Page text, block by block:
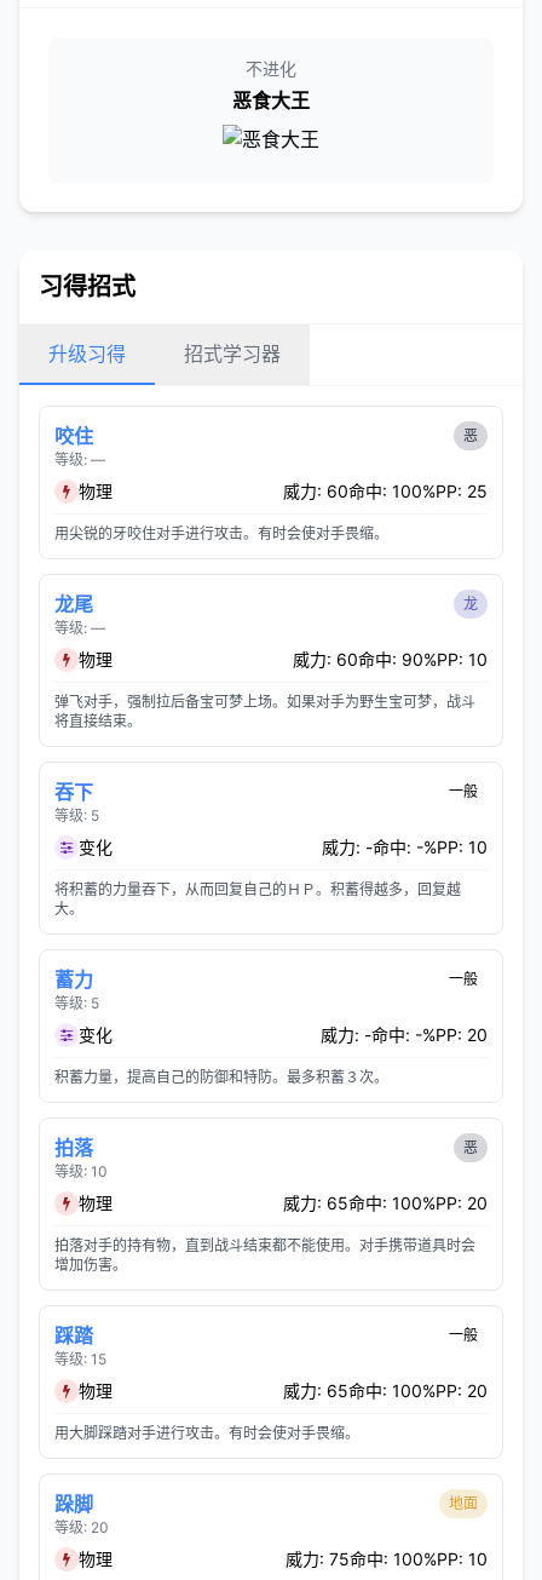
不进化
恶食大王
习得招式
升级习得 招式学习器
咬住
等级: —
恶
物理 威力: 60命中: 100%PP: 25
用尖锐的牙咬住对手进行攻击。有时会使对手畏缩。
龙尾
等级: —
龙
物理 威力: 60命中: 90%PP: 10
弹飞对手，强制拉后备宝可梦上场。如果对手为野生宝可梦，战斗
将直接结束。
吞下
等级: 5
一般
变化 威力: -命中: -%PP: 10
将积蓄的力量吞下，从而回复自己的ＨＰ。积蓄得越多，回复越
大。
蓄力
等级: 5
一般
变化 威力: -命中: -%PP: 20
积蓄力量，提高自己的防御和特防。最多积蓄３次。
拍落
等级: 10
恶
物理 威力: 65命中: 100%PP: 20
拍落对手的持有物，直到战斗结束都不能使用。对手携带道具时会
增加伤害。
踩踏
等级: 15
一般
物理 威力: 65命中: 100%PP: 20
用大脚踩踏对手进行攻击。有时会使对手畏缩。
跺脚
等级: 20
地面
物理 威力: 75命中: 100%PP: 10